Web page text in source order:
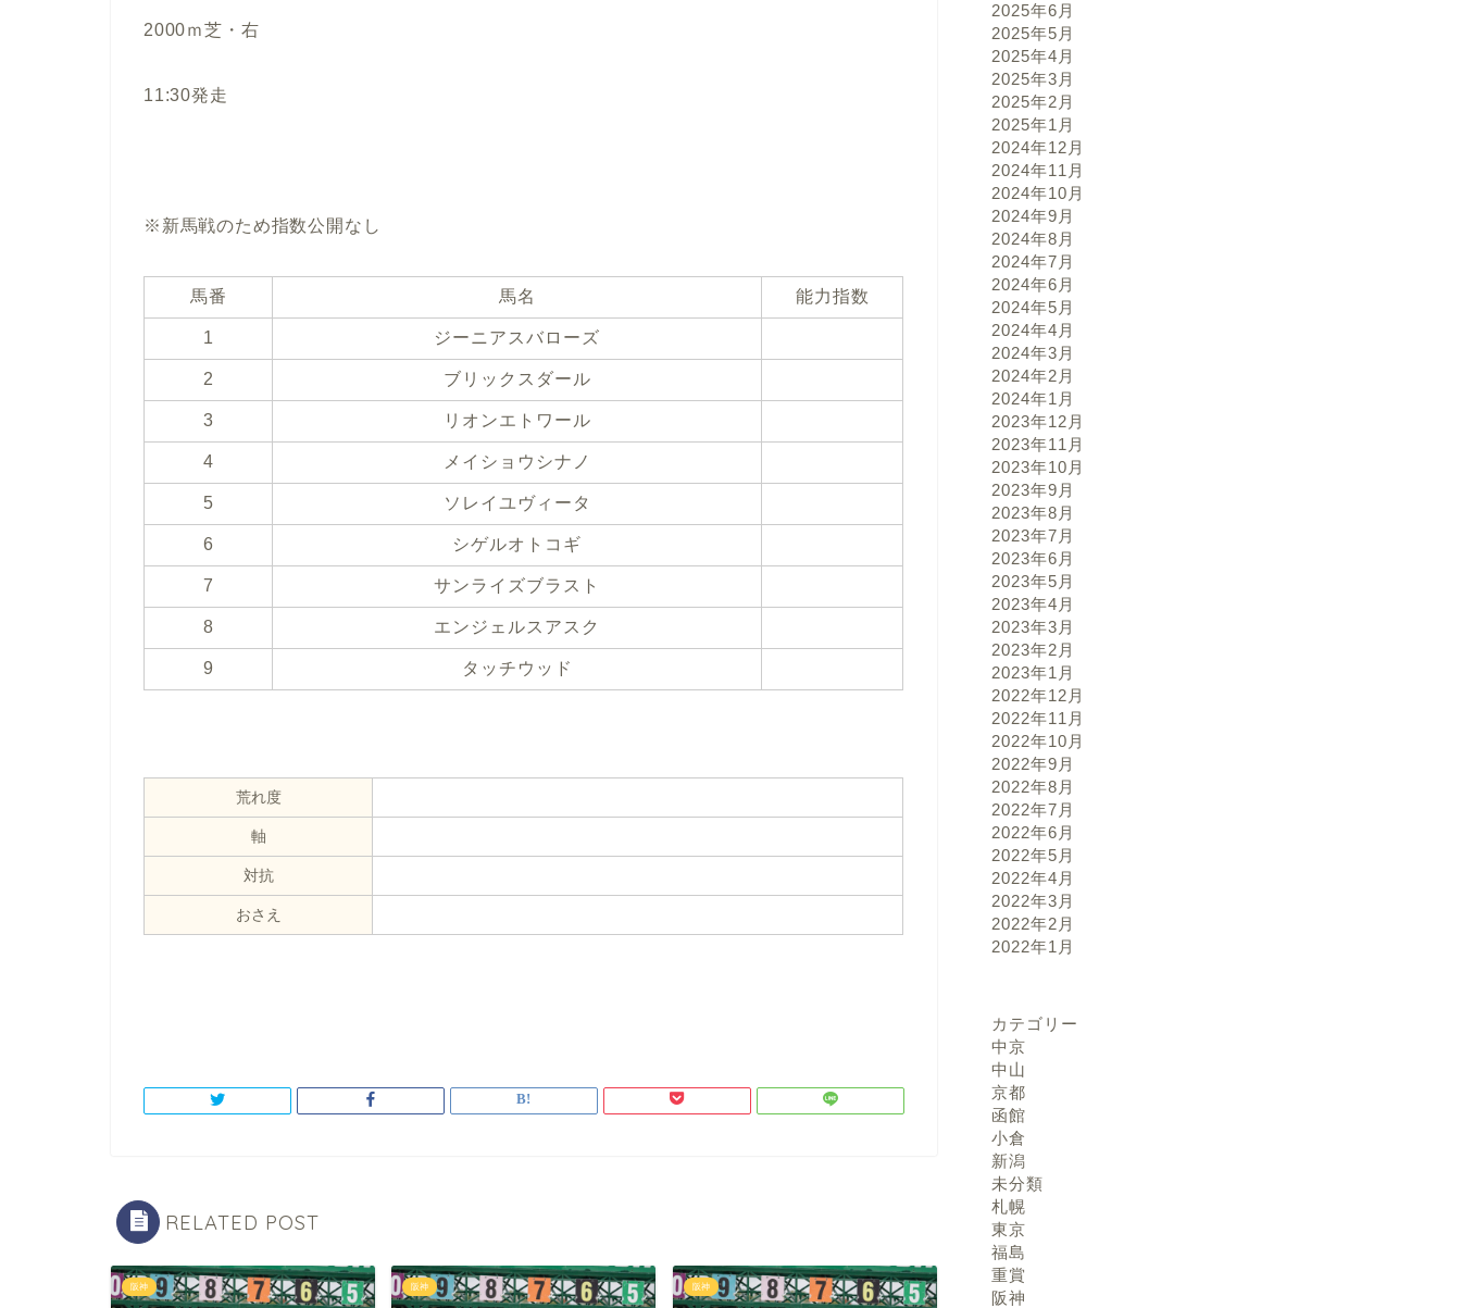
2000ｍ芝・右
11:30発走
※新馬戦のため指数公開なし
馬番 馬名 能力指数
1 ジーニアスバローズ
2 ブリックスダール
3 リオンエトワール
4 メイショウシナノ
5 ソレイユヴィータ
6 シゲルオトコギ
7 サンライズブラスト
8 エンジェルスアスク
9 タッチウッド
荒れ度
軸
対抗
おさえ
RELATED POST
阪神 阪神 阪神
2025年6月
2025年5月
2025年4月
2025年3月
2025年2月
2025年1月
2024年12月
2024年11月
2024年10月
2024年9月
2024年8月
2024年7月
2024年6月
2024年5月
2024年4月
2024年3月
2024年2月
2024年1月
2023年12月
2023年11月
2023年10月
2023年9月
2023年8月
2023年7月
2023年6月
2023年5月
2023年4月
2023年3月
2023年2月
2023年1月
2022年12月
2022年11月
2022年10月
2022年9月
2022年8月
2022年7月
2022年6月
2022年5月
2022年4月
2022年3月
2022年2月
2022年1月
カテゴリー
中京
中山
京都
函館
小倉
新潟
未分類
札幌
東京
福島
重賞
阪神